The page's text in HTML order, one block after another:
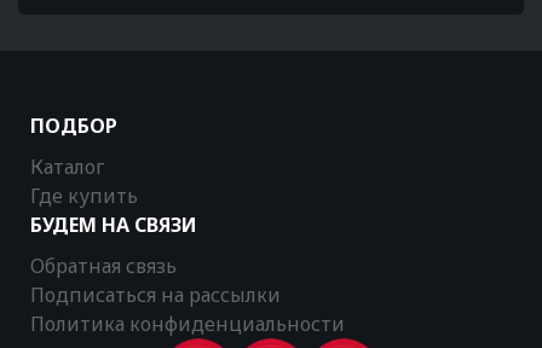
ПОДБОР
Каталог
Где купить
БУДЕМ НА СВЯЗИ
Обратная связь
Подписаться на рассылки
Политика конфиденциальности